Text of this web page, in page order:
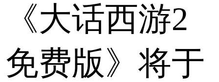
《大话西游2
免费版》将于